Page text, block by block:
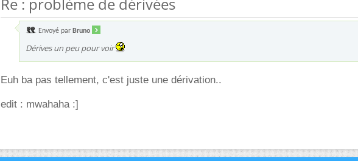
Envoyé par Bruno
Dérives un peu pour voir
Euh ba pas tellement, c'est juste une dérivation..
edit : mwahaha :]